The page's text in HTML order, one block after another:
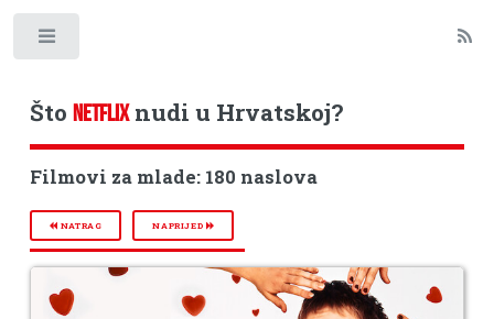
Što NETFLIXnudi u Hrvatskoj?
Filmovi za mlade: 180 naslova
NATRAG NAPRIJED